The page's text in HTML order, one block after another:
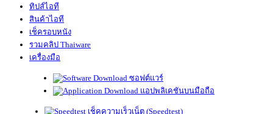
ทิปส์ไอที
สินค้าไอที
เช็ครอบหนัง
รวมคลิป Thaiware
เครื่องมือ
ซอฟต์แวร์
แอปพลิเคชันบนมือถือ
เช็คความเร็วเน็ต (Speedtest)